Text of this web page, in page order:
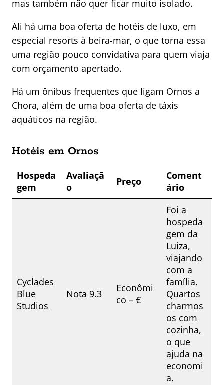
mas também não quer ficar muito isolado.
Ali há uma boa oferta de hotéis de luxo, em
especial resorts à beira-mar, o que torna essa
uma região pouco convidativa para quem viaja
com orçamento apertado.
Há um ônibus frequentes que ligam Ornos a
Chora, além de uma boa oferta de táxis
aquáticos na região.
Hotéis em Ornos
Hospeda
gem
Avaliaçã
o
Preço
Coment
ário
Cyclades
Blue
Studios
Nota 9.3
Econômi
co – €
Foi a
hospeda
gem da
Luiza,
viajando
com a
família.
Quartos
charmos
os com
cozinha,
o que
ajuda na
economi
a.